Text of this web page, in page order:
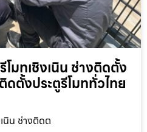
โมทเชิงเนิน ช่างติดตั้ง
ตั้งประตูรีโมททั่วไทย
นิน ช่างติดต